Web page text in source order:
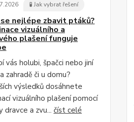
.2026 🧪 Jak vybrat řešení
se nejlépe zbavit ptáků?
vizuálního a
plašení funguje
vás holubi, špačci nebo jiní
zahradě či u domu?
výsledků dosáhnete
vizuálního plašení pomocí
dravce a zvu... číst celé